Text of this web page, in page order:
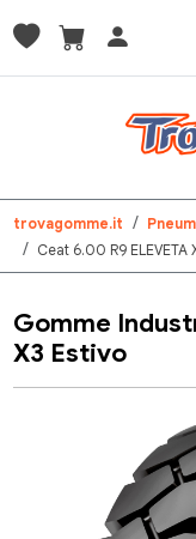
trovagomme.it
Ceat 6.00 R9 ELEVETA
Gomme
X3 Estivo